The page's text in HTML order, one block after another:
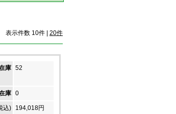
表示件数 10件 | 20件
庫 52
庫 0
込) 194,018円